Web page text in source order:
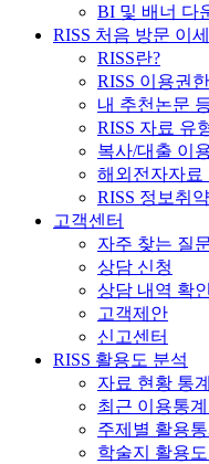
BI 및 배너 다
RISS 처음 방문 이
RISS란?
RISS 이용권한
내 추천논문
RISS 자료 유
복사/대출 이
해외전자자료
RISS 정보취
고객센터
자주 찾는 질
상담 신청
상담 내역 확인
고객제안
신고센터
RISS 활용도 분석
자료 현황 통계
최근 이용통
주제별 활용
학술지 활용